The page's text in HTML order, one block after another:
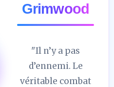
Grimwood
"Il n’y a pas
d’ennemi. Le
véritable combat